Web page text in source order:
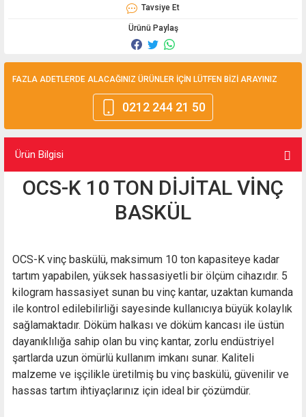
Tavsiye Et
Ürünü Paylaş
FAZLA ADETLERDE ALACAĞINIZ ÜRÜNLER İÇİN LÜTFEN BİZİ ARAYINIZ
0212 244 21 50
Ürün Bilgisi
OCS-K 10 TON DİJİTAL VİNÇ
BASKÜL
OCS-K vinç baskülü, maksimum 10 ton kapasiteye kadar
tartım yapabilen, yüksek hassasiyetli bir ölçüm cihazıdır. 5
kilogram hassasiyet sunan bu vinç kantar, uzaktan kumanda
ile kontrol edilebilirliği sayesinde kullanıcıya büyük kolaylık
sağlamaktadır. Döküm halkası ve döküm kancası ile üstün
dayanıklılığa sahip olan bu vinç kantar, zorlu endüstriyel
şartlarda uzun ömürlü kullanım imkanı sunar. Kaliteli
malzeme ve işçilikle üretilmiş bu vinç baskülü, güvenilir ve
hassas tartım ihtiyaçlarınız için ideal bir çözümdür.